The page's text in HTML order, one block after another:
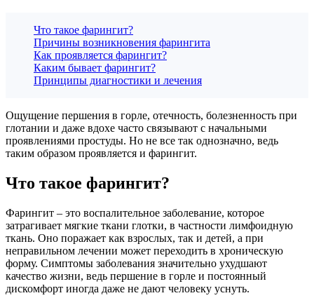
Что такое фарингит?
Причины возникновения фарингита
Как проявляется фарингит?
Каким бывает фарингит?
Принципы диагностики и лечения
Ощущение першения в горле, отечность, болезненность при
глотании и даже вдохе часто связывают с начальными
проявлениями простуды. Но не все так однозначно, ведь
таким образом проявляется и фарингит.
Что такое фарингит?
Фарингит – это воспалительное заболевание, которое
затрагивает мягкие ткани глотки, в частности лимфоидную
ткань. Оно поражает как взрослых, так и детей, а при
неправильном лечении может переходить в хроническую
форму. Симптомы заболевания значительно ухудшают
качество жизни, ведь першение в горле и постоянный
дискомфорт иногда даже не дают человеку уснуть.